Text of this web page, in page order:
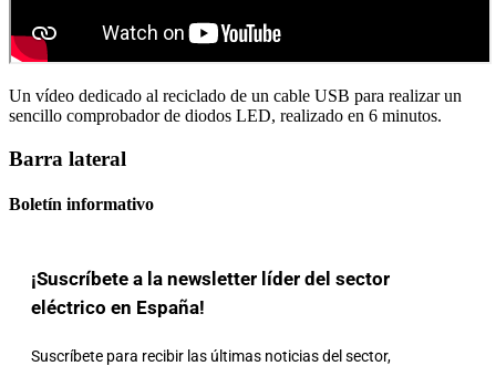
Un vídeo dedicado al reciclado de un cable USB para realizar un
sencillo comprobador de diodos LED, realizado en 6 minutos.
Barra lateral
Boletín informativo
¡Suscríbete a la newsletter líder del sector
eléctrico en España!
Suscríbete para recibir las últimas noticias del sector,